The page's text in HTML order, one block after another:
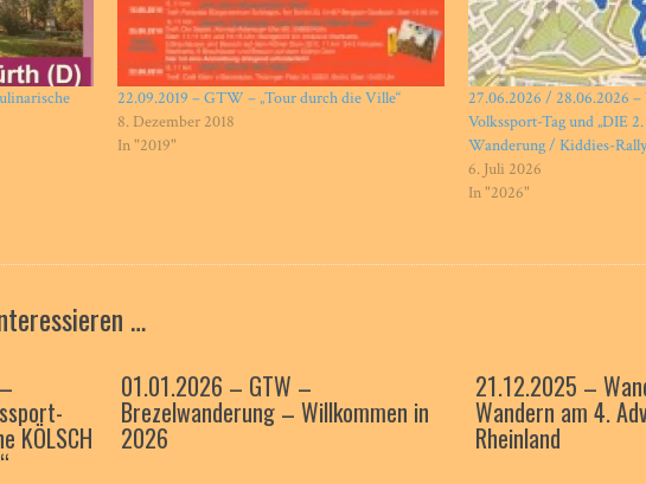
22.09.2019 – GTW – „Tour durch die Ville“
8. Dezember 2018
In "2019"
27.06.2026 / 28.06.2026
Volkssport-Tag und „DIE
Wanderung / Kiddies-
6. Juli 2026
In "2026"
…
KÖLSCH
01.01.2026 – GTW –
Brezelwanderung – Willkommen in
2026
21.12.2025 –
Wandern am 4.
Rheinland